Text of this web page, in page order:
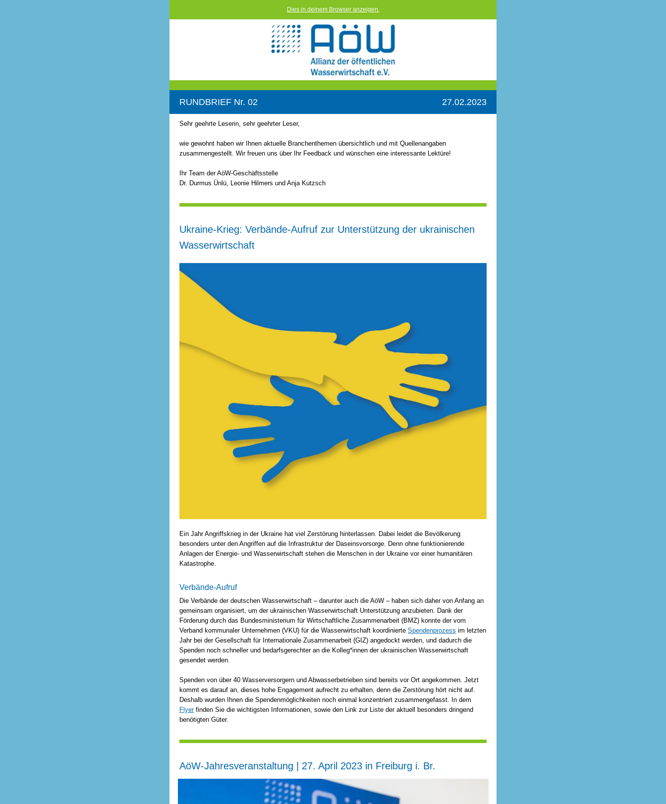
Dies in deinem Browser anzeigen.
RUNDBRIEF Nr. 02 27.02.2023
Sehr geehrte Leserin, sehr geehrter Leser,
wie gewohnt haben wir Ihnen aktuelle Branchenthemen übersichtlich und mit Quellenangaben
zusammengestellt. Wir freuen uns über Ihr Feedback und wünschen eine interessante Lektüre!
Ihr Team der AöW-Geschäftsstelle
Dr. Durmus Ünlü, Leonie Hilmers und Anja Kutzsch
Ukraine-Krieg: Verbände-Aufruf zur Unterstützung der ukrainischen
Wasserwirtschaft
Ein Jahr Angriffskrieg in der Ukraine hat viel Zerstörung hinterlassen. Dabei leidet die Bevölkerung
besonders unter den Angriffen auf die Infrastruktur der Daseinsvorsorge. Denn ohne funktionierende
Anlagen der Energie- und Wasserwirtschaft stehen die Menschen in der Ukraine vor einer humanitären
Katastrophe.
Verbände-Aufruf
Die Verbände der deutschen Wasserwirtschaft – darunter auch die AöW – haben sich daher von Anfang an
gemeinsam organisiert, um der ukrainischen Wasserwirtschaft Unterstützung anzubieten. Dank der
Förderung durch das Bundesministerium für Wirtschaftliche Zusammenarbeit (BMZ) konnte der vom
Verband kommunaler Unternehmen (VKU) für die Wasserwirtschaft koordinierte Spendenprozess im letzten
Jahr bei der Gesellschaft für Internationale Zusammenarbeit (GIZ) angedockt werden, und dadurch die
Spenden noch schneller und bedarfsgerechter an die Kolleg*innen der ukrainischen Wasserwirtschaft
gesendet werden.
Spenden von über 40 Wasserversorgern und Abwasserbetrieben sind bereits vor Ort angekommen. Jetzt
kommt es darauf an, dieses hohe Engagement aufrecht zu erhalten, denn die Zerstörung hört nicht auf.
Deshalb wurden Ihnen die Spendenmöglichkeiten noch einmal konzentriert zusammengefasst. In dem
Flyerfinden Sie die wichtigsten Informationen, sowie den Link zur Liste der aktuell besonders dringend
benötigten Güter.
AöW-Jahresveranstaltung | 27. April 2023 in Freiburg i. Br.